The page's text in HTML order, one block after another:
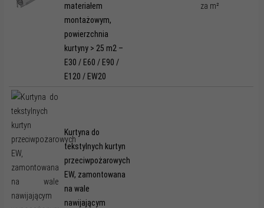
materiałem
montażowym,
powierzchnia
kurtyny > 25 m2 –
E30 / E60 / E90 /
E120 / EW20
za m²
Kurtyna do
tekstylnych kurtyn
przeciwpożarowych
EW, zamontowana
na wale
nawijającym